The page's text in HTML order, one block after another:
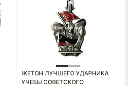
ЖЕТОН ЛУЧШЕГО УДАРНИКА
УЧЕБЫ СОВЕТСКОГО